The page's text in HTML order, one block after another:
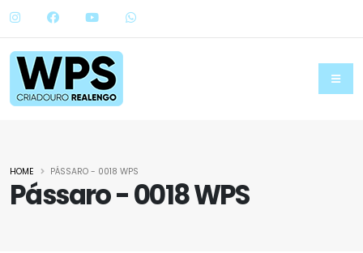
Pássaro - 0018 WPS
HOME PÁSSARO - 0018 WPS